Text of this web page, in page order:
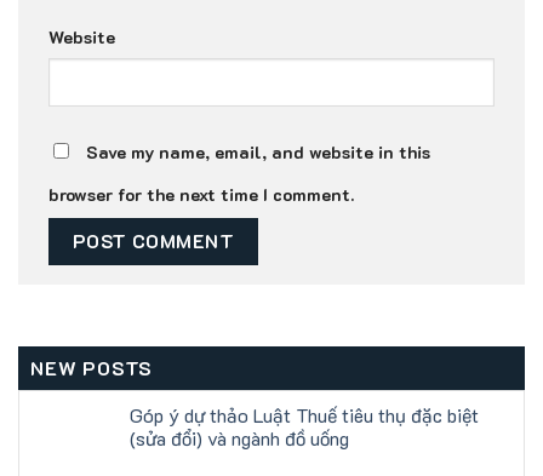
Website
Save my name, email, and website in this
browser for the next time I comment.
NEW POSTS
Góp ý dự thảo Luật Thuế tiêu thụ đặc biệt
(sửa đổi) và ngành đồ uống